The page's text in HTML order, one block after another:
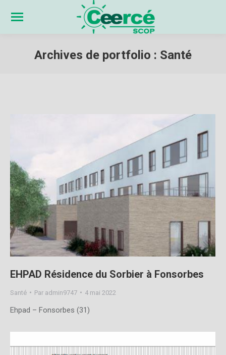
Archives de portfolio : Santé
EHPAD Résidence du Sorbier à Fonsorbes
Santé Par admin9747 4 mai 2022
Ehpad – Fonsorbes (31)